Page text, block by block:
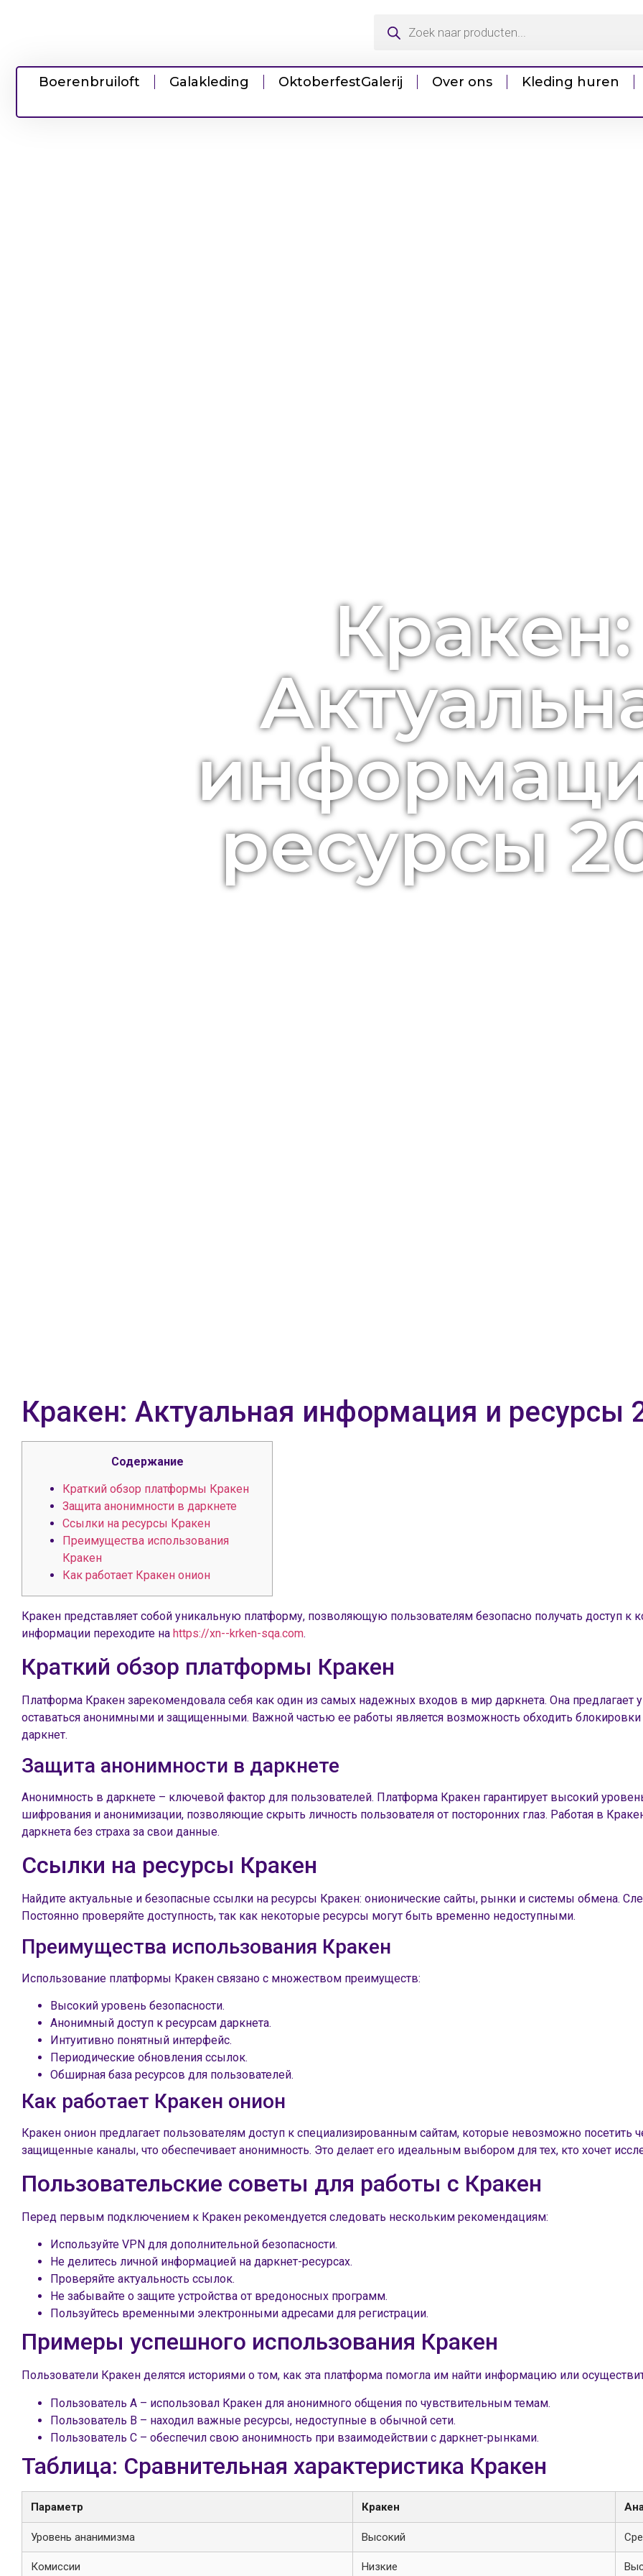
Boerenbruiloft Galakleding OktoberfestGalerij Over ons Kleding huren
Кракен:
ресурсы
Кракен: Актуальная информация и ресурсы
Содержание
Краткий обзор платформы Кракен
Защита анонимности в даркнете
Ссылки на ресурсы Кракен
Преимущества использования
Кракен
Как работает Кракен онион
Кракен представляет собой уникальную платформу, позволяющую пользователям безопасно получать доступ к
информации переходите на https://xn--krken-sqa.com.
Краткий обзор платформы Кракен
Платформа Кракен зарекомендовала себя как один из самых надежных входов в мир даркнета. Она
оставаться анонимными и защищенными. Важной частью ее работы является возможность обходить блокировки
даркнет.
Защита анонимности в даркнете
Анонимность в даркнете – ключевой фактор для пользователей. Платформа Кракен гарантирует высокий
шифрования и анонимизации, позволяющие скрыть личность пользователя от посторонних глаз. Работая в
даркнета без страха за свои данные.
Ссылки на ресурсы Кракен
Найдите актуальные и безопасные ссылки на ресурсы Кракен: онионические сайты, рынки и системы обмена.
Постоянно проверяйте доступность, так как некоторые ресурсы могут быть временно недоступными.
Преимущества использования Кракен
Использование платформы Кракен связано с множеством преимуществ:
Высокий уровень безопасности.
Анонимный доступ к ресурсам даркнета.
Интуитивно понятный интерфейс.
Периодические обновления ссылок.
Обширная база ресурсов для пользователей.
Как работает Кракен онион
Кракен онион предлагает пользователям доступ к специализированным сайтам, которые невозможно посетить
защищенные каналы, что обеспечивает анонимность. Это делает его идеальным выбором для тех, кто хочет
Пользовательские советы для работы с Кракен
Перед первым подключением к Кракен рекомендуется следовать нескольким рекомендациям:
Используйте VPN для дополнительной безопасности.
Не делитесь личной информацией на даркнет-ресурсах.
Проверяйте актуальность ссылок.
Не забывайте о защите устройства от вредоносных программ.
Пользуйтесь временными электронными адресами для регистрации.
Примеры успешного использования Кракен
Пользователи Кракен делятся историями о том, как эта платформа помогла им найти информацию или
Пользователь A – использовал Кракен для анонимного общения по чувствительным темам.
Пользователь B – находил важные ресурсы, недоступные в обычной сети.
Пользователь C – обеспечил свою анонимность при взаимодействии с даркнет-рынками.
Таблица: Сравнительная характеристика Кракен
Параметр Кракен
Уровень ананимизма Высокий
Комиссии Низкие